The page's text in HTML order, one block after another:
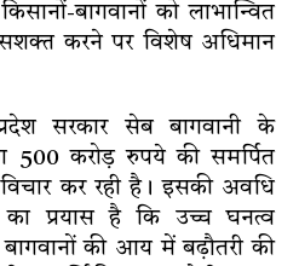
बागवानों को लाभान्वित
करने पर विशेष अधिमान
सरकार सेब बागवानी के
करोड़ रुपये की समर्पित
कर रही है। इसकी अवधि
का प्रयास है कि उच्च घनत्व
की आय में बढ़ौतरी की